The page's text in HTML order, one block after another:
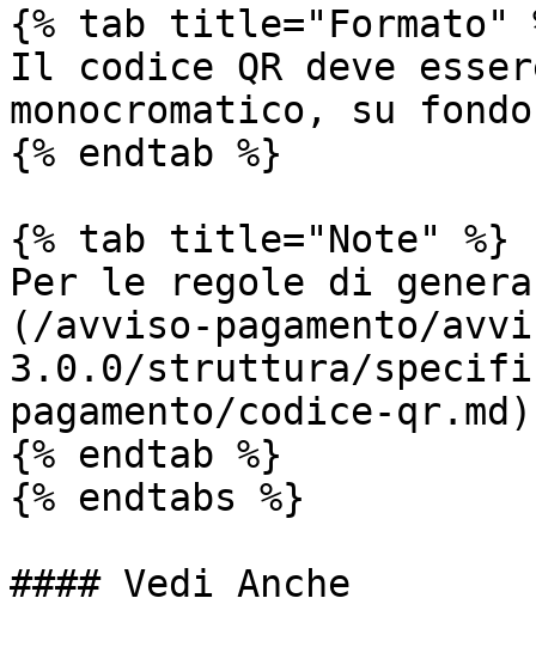
{% tab title="Formato"
Il codice QR deve
monocromatico, su
{% endtab %}
{% tab title="Note" %}
Per le regole di
(/avviso-pagamento/
3.0.0/struttura/
pagamento/codice-qr.md)
{% endtab %}
{% endtabs %}
#### Vedi Anche